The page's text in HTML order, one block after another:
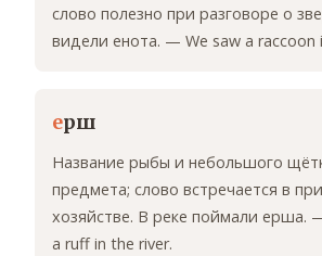
слово полезно при разговоре о
видели енота. — We saw a raccoon
ерш
Название рыбы и небольшого
предмета; слово встречается в
хозяйстве. В реке поймали ерша.
a ruff in the river.